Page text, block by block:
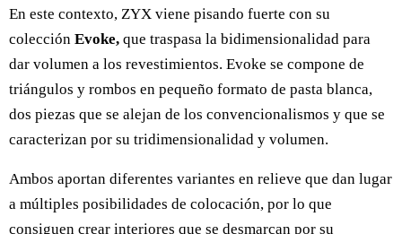
En este contexto, ZYX viene pisando fuerte con su
colección Evoke, que traspasa la bidimensionalidad para
dar volumen a los revestimientos. Evoke se compone de
triángulos y rombos en pequeño formato de pasta blanca,
dos piezas que se alejan de los convencionalismos y que se
caracterizan por su tridimensionalidad y volumen.
Ambos aportan diferentes variantes en relieve que dan lugar
a múltiples posibilidades de colocación, por lo que
consiguen crear interiores que se desmarcan por su